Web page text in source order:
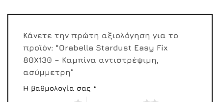
Κάνετε την πρώτη αξιολόγηση για το
προϊόν: “Orabella Stardust Easy Fix
80X130 – Καμπίνα αντιστρέψιμη,
ασύμμετρη”
Η βαθμολογία σας *